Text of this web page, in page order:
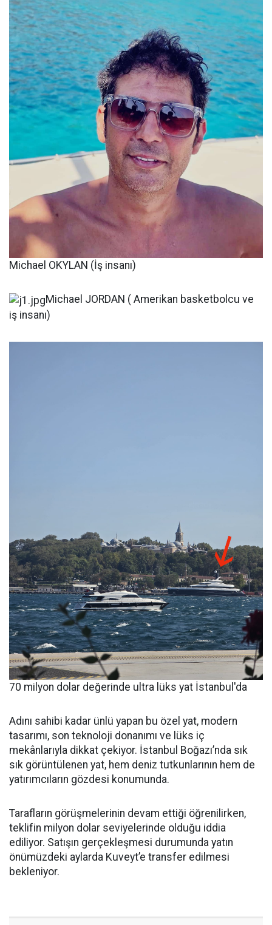
Michael OKYLAN (İş insanı)
Michael JORDAN ( Amerikan basketbolcu ve
iş insanı)
70 milyon dolar değerinde ultra lüks yat İstanbul'da
Adını sahibi kadar ünlü yapan bu özel yat, modern
tasarımı, son teknoloji donanımı ve lüks iç
mekânlarıyla dikkat çekiyor. İstanbul Boğazı’nda sık
sık görüntülenen yat, hem deniz tutkunlarının hem de
yatırımcıların gözdesi konumunda.
Tarafların görüşmelerinin devam ettiği öğrenilirken,
teklifin milyon dolar seviyelerinde olduğu iddia
ediliyor. Satışın gerçekleşmesi durumunda yatın
önümüzdeki aylarda Kuveyt’e transfer edilmesi
bekleniyor.